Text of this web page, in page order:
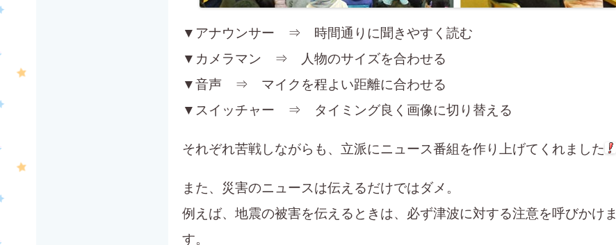
▼アナウンサー ⇒ 時間通りに聞きやすく読む
▼カメラマン ⇒ 人物のサイズを合わせる
▼音声 ⇒ マイクを程よい距離に合わせる
▼スイッチャー ⇒ タイミング良く画像に切り替える
それぞれ苦戦しながらも、立派にニュース番組を作り上げてくれました
また、災害のニュースは伝えるだけではダメ。
例えば、地震の被害を伝えるときは、必ず津波に対する注意を呼びかけま
す。